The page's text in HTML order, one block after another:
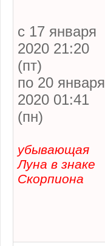
с 17 января
2020 21:20
(пт)
по 20 января
2020 01:41
(пн)
убывающая
Луна в знаке
Скорпиона